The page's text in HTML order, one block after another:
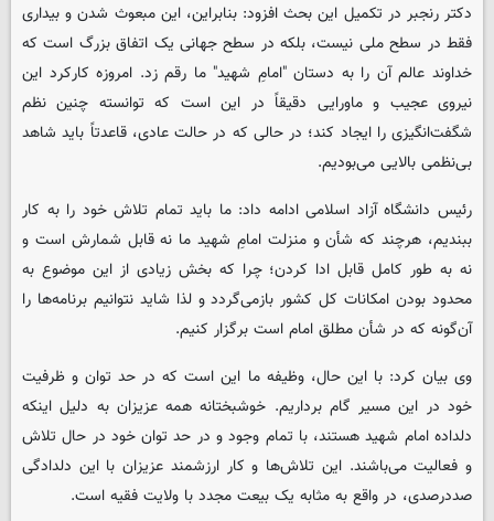
دکتر رنجبر در تکمیل این بحث افزود: بنابراین، این مبعوث شدن و بیداری
فقط در سطح ملی نیست، بلکه در سطح جهانی یک اتفاق بزرگ است که
خداوند عالم آن را به دستان "امامِ شهید" ما رقم زد. امروزه کارکرد این
نیروی عجیب و ماورایی دقیقاً در این است که توانسته چنین نظم
شگفت‌انگیزی را ایجاد کند؛ در حالی که در حالت عادی، قاعدتاً باید شاهد
بی‌نظمی بالایی می‌بودیم.
رئیس دانشگاه آزاد اسلامی ادامه داد: ما باید تمام تلاش خود را به کار
ببندیم، هرچند که شأن و منزلت امامِ شهید ما نه قابل شمارش است و
نه به طور کامل قابل ادا کردن؛ چرا که بخش زیادی از این موضوع به
محدود بودن امکانات کل کشور بازمی‌گردد و لذا شاید نتوانیم برنامه‌ها را
آن‌گونه که در شأن مطلق امام است برگزار کنیم.
وی بیان کرد: با این حال، وظیفه ما این است که در حد توان و ظرفیت
خود در این مسیر گام برداریم. خوشبختانه همه عزیزان به دلیل اینکه
دلداده امام شهید هستند، با تمام وجود و در حد توان خود در حال تلاش
و فعالیت می‌باشند. این تلاش‌ها و کار ارزشمند عزیزان با این دلدادگی
صددرصدی، در واقع به مثابه یک بیعت مجدد با ولایت فقیه است.